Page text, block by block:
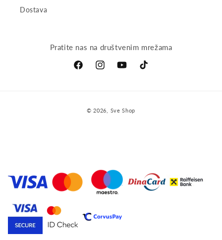
Dostava
Pratite nas na društvenim mrežama
FacebookInstagramYouTubeTikTok
© 2026, Sve Shop